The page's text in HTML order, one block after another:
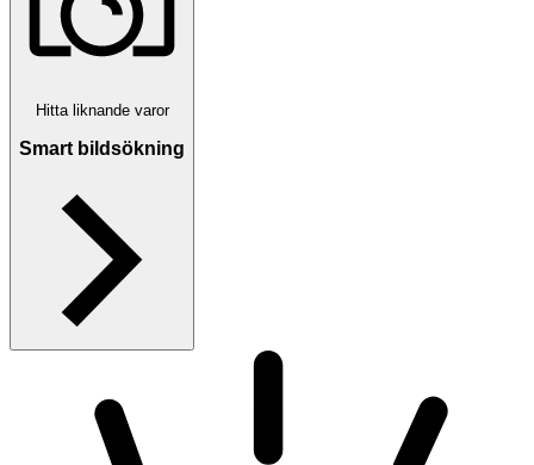
Hitta liknande varor
Smart bildsökning